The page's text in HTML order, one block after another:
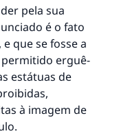
pela sua
é o fato
que se fosse a
erguê-
estátuas de
à imagem de